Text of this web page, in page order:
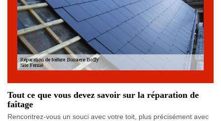
Tout ce que vous devez savoir sur la réparation de
faîtage
Rencontrez-vous un souci avec votre toit, plus précisément avec